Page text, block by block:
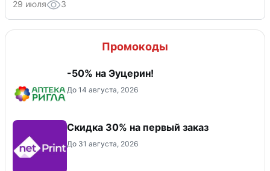
29 июля 3
Промокоды
-50% на Эуцерин!
До 14 августа, 2026
Скидка 30% на первый заказ
До 31 августа, 2026